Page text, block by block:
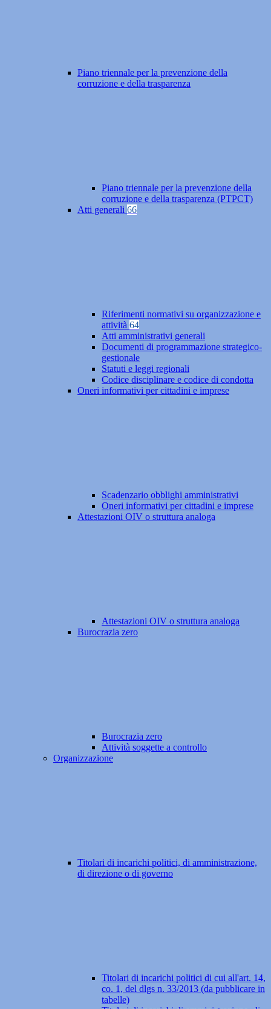
Piano triennale per la prevenzione della
corruzione e della trasparenza
Piano triennale per la prevenzione della
corruzione e della trasparenza (PTPCT)
Atti generali 66
Riferimenti normativi su organizzazione e
attività 64
Atti amministrativi generali
Documenti di programmazione strategico-
gestionale
Statuti e leggi regionali
Codice disciplinare e codice di condotta
Oneri informativi per cittadini e imprese
Scadenzario obblighi amministrativi
Oneri informativi per cittadini e imprese
Attestazioni OIV o struttura analoga
Attestazioni OIV o struttura analoga
Burocrazia zero
Burocrazia zero
Attività soggette a controllo
Organizzazione
Titolari di incarichi politici, di amministrazione,
di direzione o di governo
Titolari di incarichi politici di cui all'art. 14,
co. 1, del dlgs n. 33/2013 (da pubblicare in
tabelle)